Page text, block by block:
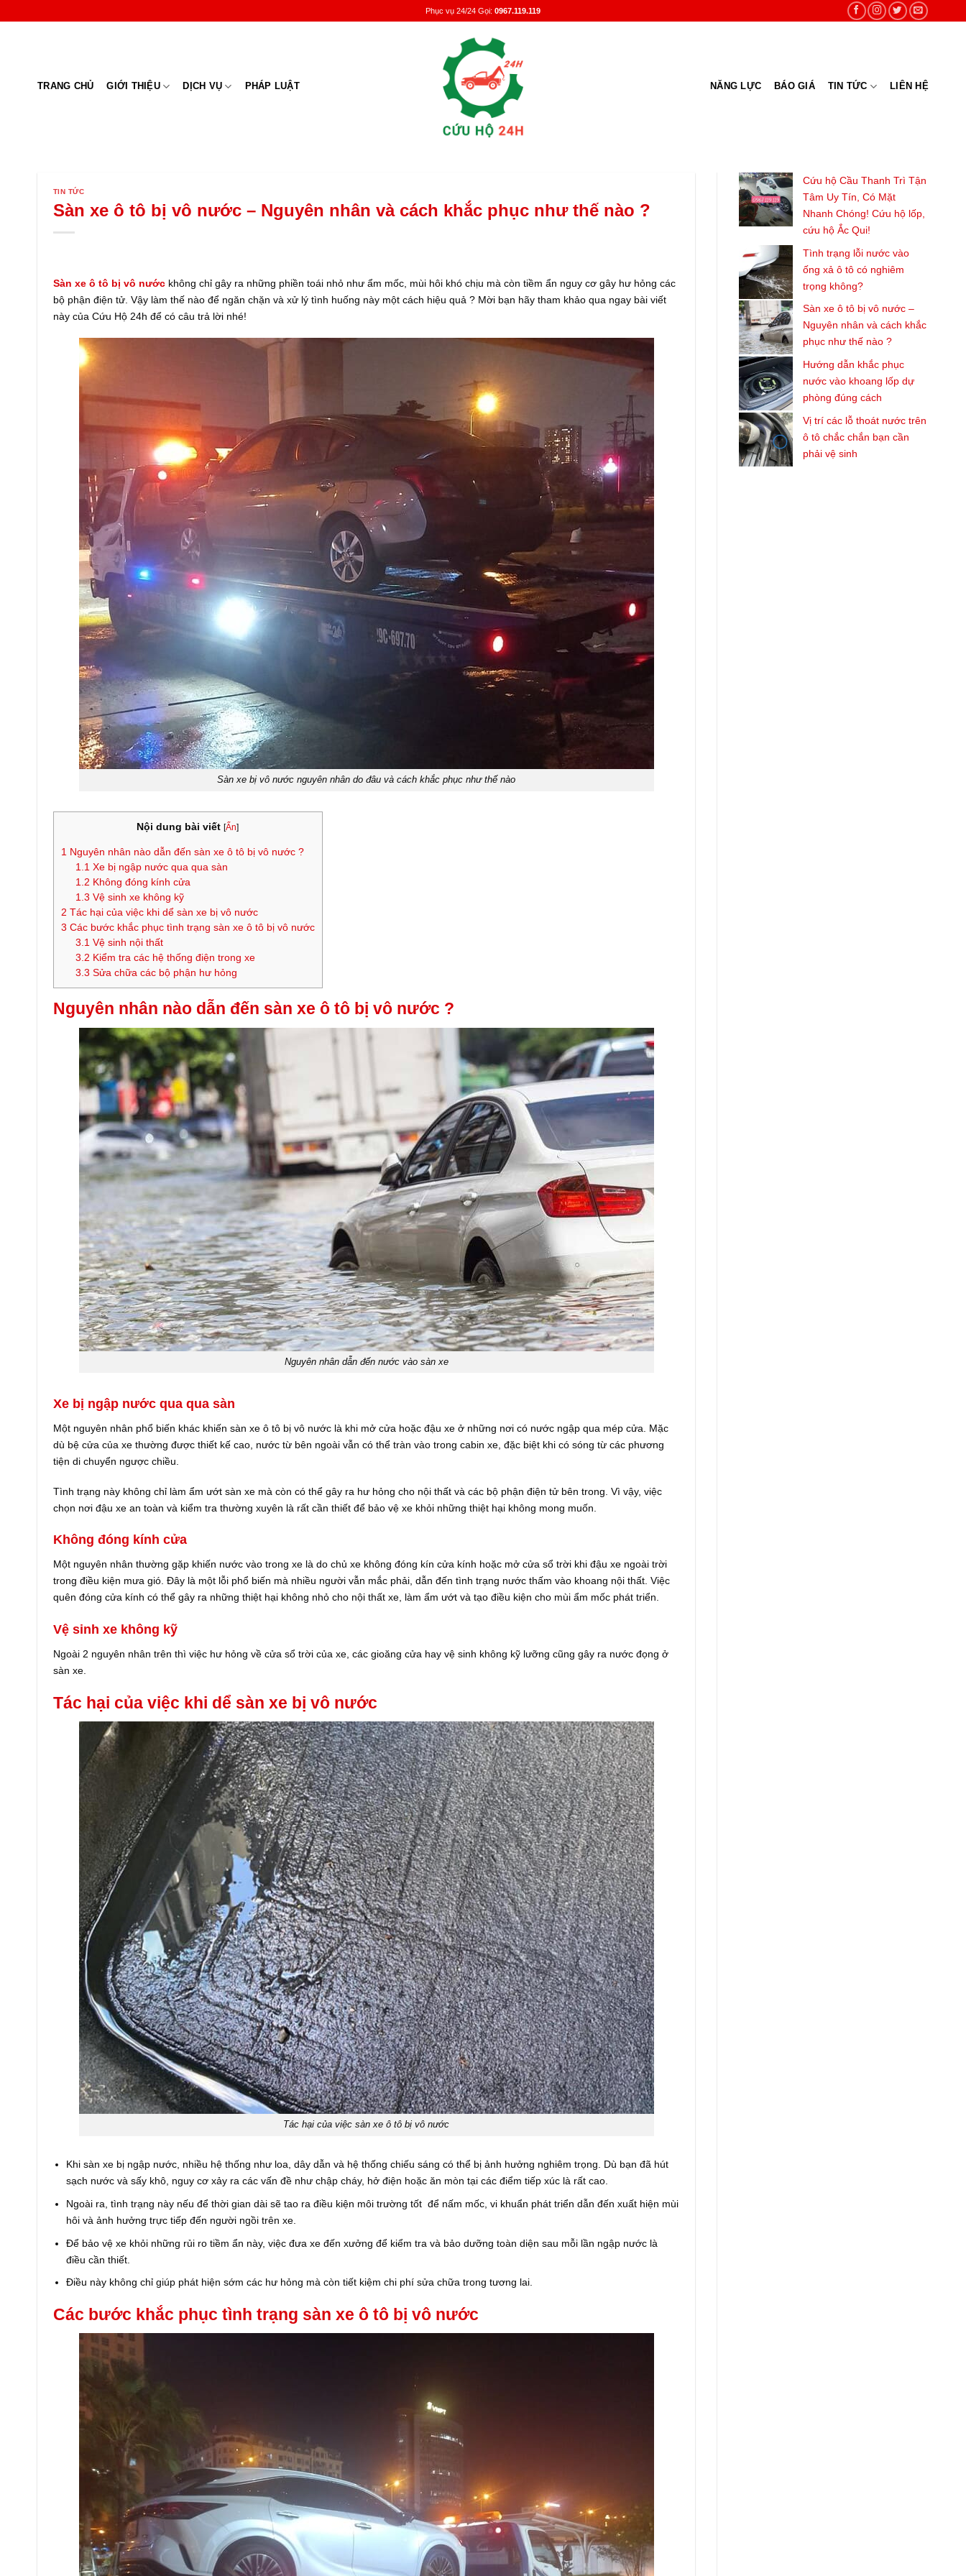
to
Phục vụ 24/24 Gọi: 0967.119.119
TRANG CHỦ GIỚI THIỆU DỊCH VỤ PHÁP LUẬT NĂNG LỰC BÁO GIÁ TIN TỨC LIÊN HỆ
TIN TỨC
Sàn xe ô tô bị vô nước – Nguyên nhân và cách khắc phục như thế nào ?
Sàn xe ô tô bị vô nướckhông chỉ gây ra những phiền toái nhỏ như ẩm mốc, mùi hôi khó chịu mà còn tiềm ẩn nguy cơ gây hư hỏng các
bộ phận điện tử. Vậy làm thế nào để ngăn chặn và xử lý tình huống này một cách hiệu quả ? Mời bạn hãy tham khảo qua ngay bài viết
này của Cứu Hộ 24h để có câu trả lời nhé!
Sàn xe bị vô nước nguyên nhân do đâu và cách khắc phục như thế nào
Nội dung bài viết [Ẩn]
1Nguyên nhân nào dẫn đến sàn xe ô tô bị vô nước ?
1.1 Xe bị ngập nước qua qua sàn
1.2 Không đóng kính cửa
1.3 Vệ sinh xe không kỹ
2 Tác hại của việc khi dể sàn xe bị vô nước
3 Các bước khắc phục tình trạng sàn xe ô tô bị vô nước
3.1 Vệ sinh nội thất
3.2 Kiểm tra các hệ thống điện trong xe
3.3 Sửa chữa các bộ phận hư hỏng
Nguyên nhân nào dẫn đến sàn xe ô tô bị vô nước ?
Nguyên nhân dẫn đến nước vào sàn xe
Xe bị ngập nước qua qua sàn
Một nguyên nhân phổ biến khác khiến sàn xe ô tô bị vô nước là khi mở cửa hoặc đậu xe ở những nơi có nước ngập qua mép cửa. Mặc
dù bệ cửa của xe thường được thiết kế cao, nước từ bên ngoài vẫn có thể tràn vào trong cabin xe, đặc biệt khi có sóng từ các phương
tiện di chuyển ngược chiều.
Tình trạng này không chỉ làm ẩm ướt sàn xe mà còn có thể gây ra hư hỏng cho nội thất và các bộ phận điện tử bên trong. Vì vậy, việc
chọn nơi đậu xe an toàn và kiểm tra thường xuyên là rất cần thiết để bảo vệ xe khỏi những thiệt hại không mong muốn.
Không đóng kính cửa
Một nguyên nhân thường gặp khiến nước vào trong xe là do chủ xe không đóng kín cửa kính hoặc mở cửa sổ trời khi đậu xe ngoài trời
trong điều kiện mưa gió. Đây là một lỗi phổ biến mà nhiều người vẫn mắc phải, dẫn đến tình trạng nước thấm vào khoang nội thất. Việc
quên đóng cửa kính có thể gây ra những thiệt hại không nhỏ cho nội thất xe, làm ẩm ướt và tạo điều kiện cho mùi ẩm mốc phát triển.
Vệ sinh xe không kỹ
Ngoài 2 nguyên nhân trên thì việc hư hỏng về cửa sổ trời của xe, các gioăng cửa hay vệ sinh không kỹ lưỡng cũng gây ra nước đọng ở
sàn xe.
Tác hại của việc khi dể sàn xe bị vô nước
Tác hại của việc sàn xe ô tô bị vô nước
Khi sàn xe bị ngập nước, nhiều hệ thống như loa, dây dẫn và hệ thống chiếu sáng có thể bị ảnh hưởng nghiêm trọng. Dù bạn đã hút
sạch nước và sấy khô, nguy cơ xảy ra các vấn đề như chập cháy, hở điện hoặc ăn mòn tại các điểm tiếp xúc là rất cao.
Ngoài ra, tình trạng này nếu để thời gian dài sẽ tao ra điều kiện môi trường tốt để nấm mốc, vi khuẩn phát triển dẫn đến xuất hiện mùi
hôi và ảnh hưởng trực tiếp đến người ngồi trên xe.
Để bảo vệ xe khỏi những rủi ro tiềm ẩn này, việc đưa xe đến xưởng để kiểm tra và bảo dưỡng toàn diện sau mỗi lần ngập nước là
điều cần thiết.
Điều này không chỉ giúp phát hiện sớm các hư hỏng mà còn tiết kiệm chi phí sửa chữa trong tương lai.
Các bước khắc phục tình trạng sàn xe ô tô bị vô nước
Cứu hộ Cầu Thanh Trì Tận
Tâm Uy Tín, Có Mặt
Nhanh Chóng! Cứu hộ lốp,
cứu hộ Ắc Qui!
Tình trạng lỗi nước vào
ống xả ô tô có nghiêm
trọng không?
Sàn xe ô tô bị vô nước –
Nguyên nhân và cách khắc
phục như thế nào ?
Hướng dẫn khắc phục
nước vào khoang lốp dự
phòng đúng cách
Vị trí các lỗ thoát nước trên
ô tô chắc chắn bạn cần
phải vệ sinh